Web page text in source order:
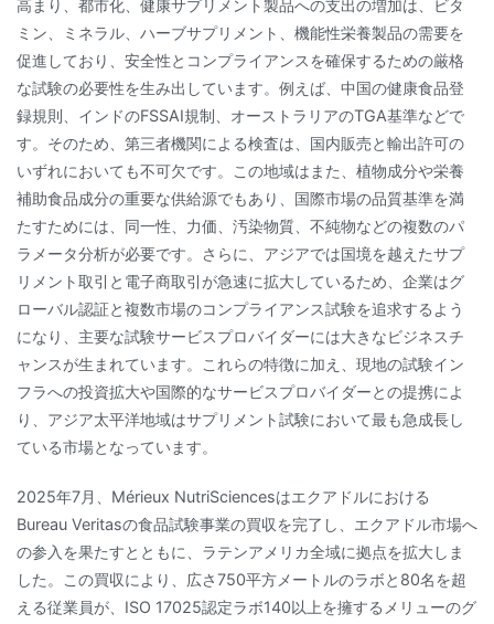
高まり、都市化、健康サプリメント製品への支出の増加は、ビタ
ミン、ミネラル、ハーブサプリメント、機能性栄養製品の需要を
促進しており、安全性とコンプライアンスを確保するための厳格
な試験の必要性を生み出しています。例えば、中国の健康食品登
録規則、インドのFSSAI規制、オーストラリアのTGA基準などで
す。そのため、第三者機関による検査は、国内販売と輸出許可の
いずれにおいても不可欠です。この地域はまた、植物成分や栄養
補助食品成分の重要な供給源でもあり、国際市場の品質基準を満
たすためには、同一性、力価、汚染物質、不純物などの複数のパ
ラメータ分析が必要です。さらに、アジアでは国境を越えたサプ
リメント取引と電子商取引が急速に拡大しているため、企業はグ
ローバル認証と複数市場のコンプライアンス試験を追求するよう
になり、主要な試験サービスプロバイダーには大きなビジネスチ
ャンスが生まれています。これらの特徴に加え、現地の試験イン
フラへの投資拡大や国際的なサービスプロバイダーとの提携によ
り、アジア太平洋地域はサプリメント試験において最も急成長し
ている市場となっています。
2025年7月、Mérieux NutriSciencesはエクアドルにおける
Bureau Veritasの食品試験事業の買収を完了し、エクアドル市場へ
の参入を果たすとともに、ラテンアメリカ全域に拠点を拡大しま
した。この買収により、広さ750平方メートルのラボと80名を超
える従業員が、ISO 17025認定ラボ140以上を擁するメリューのグ